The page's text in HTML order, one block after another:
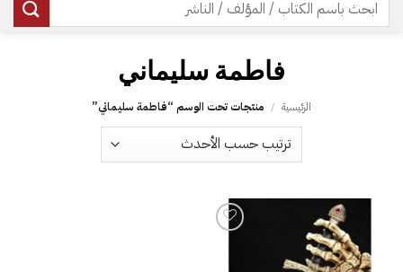
عن:
فاطمة سليماني
الرئيسية / منتجات تحت الوسم “فاطمة سليماني”